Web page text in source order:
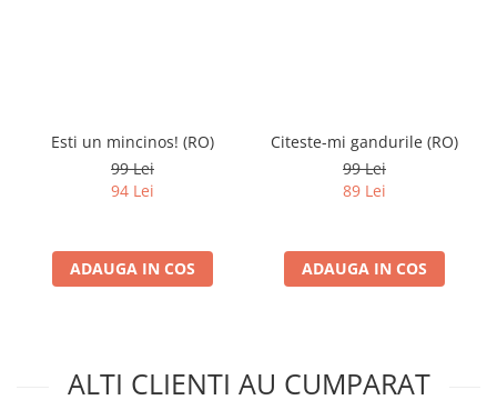
Esti un mincinos! (RO)
99 Lei
94 Lei
ADAUGA IN COS
Citeste-mi gandurile (RO)
99 Lei
89 Lei
ADAUGA IN COS
ALTI CLIENTI AU CUMPARAT